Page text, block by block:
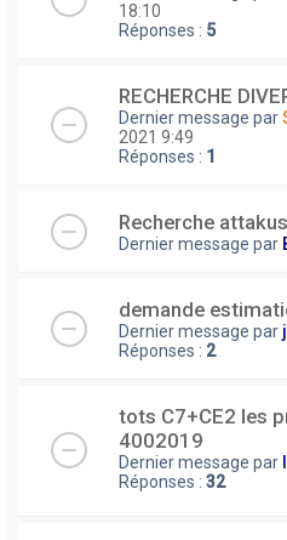
18:10
Réponses : 5
RECHERCHE
Dernier message par
2021 9:49
Réponses : 1
Recherche
Dernier message par
demande
Dernier message par
Réponses : 2
tots C7+CE2 les
4002019
Dernier message par
Réponses : 32